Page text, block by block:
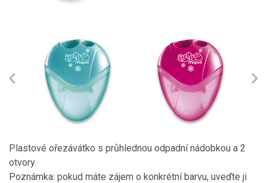
Plastové ořezávátko s průhlednou odpadní nádobkou a 2
otvory.
Poznámka: pokud máte zájem o konkrétní barvu, uveďte ji